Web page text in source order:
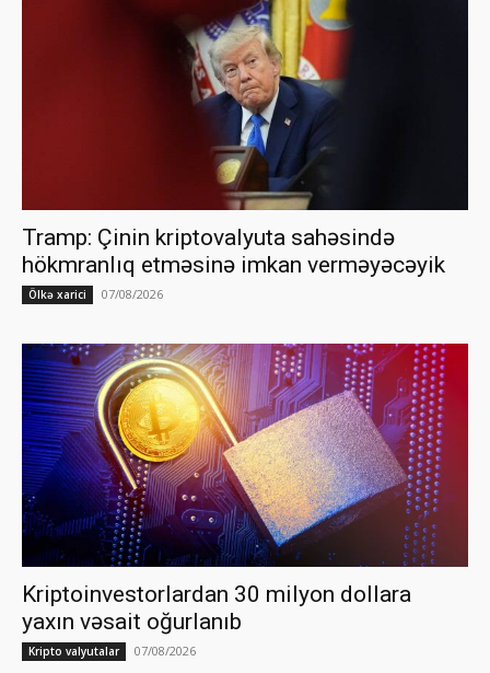
Tramp: Çinin kriptovalyuta sahəsində
hökmranlıq etməsinə imkan verməyəcəyik
Ölkə xarici 07/08/2026
Kriptoinvestorlardan 30 milyon dollara
yaxın vəsait oğurlanıb
Kripto valyutalar 07/08/2026